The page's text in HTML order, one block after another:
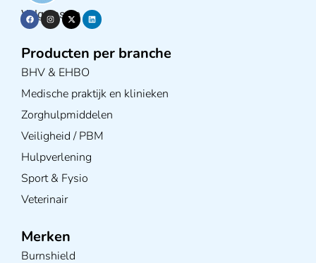
Volg ons op
Producten per branche
BHV & EHBO
Medische praktijk en klinieken
Zorghulpmiddelen
Veiligheid / PBM
Hulpverlening
Sport & Fysio
Veterinair
Merken
Burnshield